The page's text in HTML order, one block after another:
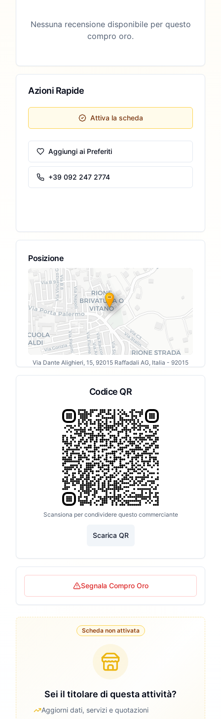
Nessuna recensione disponibile per questo
compro oro.
Azioni Rapide
Attiva la scheda
Aggiungi ai Preferiti
+39 092 247 2774
Posizione
Via Dante Alighieri, 15, 92015 Raffadali AG, Italia - 92015
Codice QR
Scansiona per condividere questo commerciante
Scarica QR
Segnala Compro Oro
Scheda non attivata
Sei il titolare di questa attività?
Aggiorni dati, servizi e quotazioni